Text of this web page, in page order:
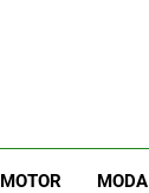
MOTOR MODA